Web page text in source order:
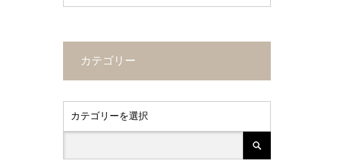
カテゴリー